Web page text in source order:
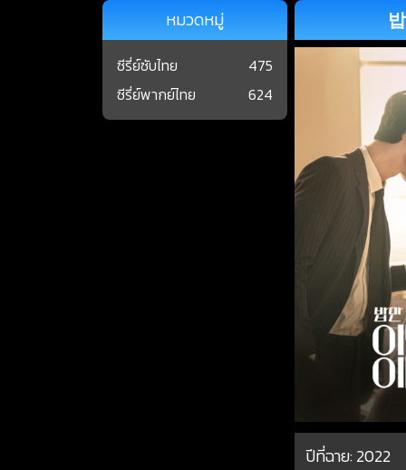
ปีที่ฉาย:2022
หมวดหมู่
ซีรี่ย์ซับไทย
475
ซีรี่ย์พากย์ไทย
624